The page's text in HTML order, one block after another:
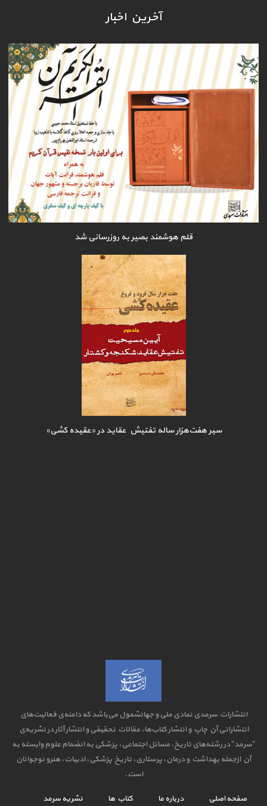
آخرین اخبار
قلم هوشمند بصیر به روزرسانی شد
سیر هفت‌هزار ساله تفتیش عقاید در «عقیده کشی»
انتشارات سرمدی نمادی ملی و جهانشمول می‌باشد که دامنه‌ی فعالیت‌های
انتشاراتی آن چاپ و انتشار کتاب‌ها، مقالات تحقیقی و انتشار آثار در نشریه‌ی
"سرمد" در رشته‌های تاریخ، مسائل اجتماعی، پزشکی به انضمام علوم وابسته به
آن ازجمله بهداشت و درمان، پرستاری، تاریخ پزشکی، ادبیات، هنرو نوجوانان
است.
صفحه اصلی درباره ما کتاب ها نشریه سرمد